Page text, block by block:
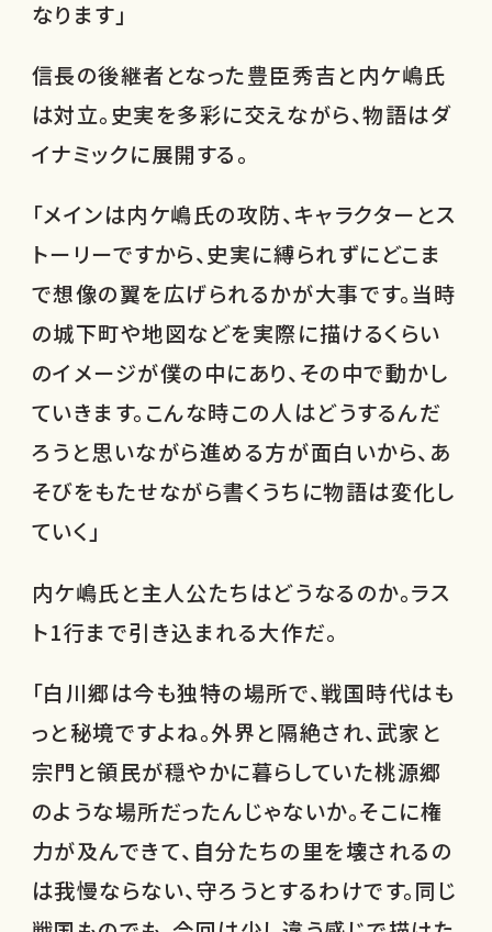
なります」
信長の後継者となった豊臣秀吉と内ケ嶋氏
は対立。史実を多彩に交えながら、物語はダ
イナミックに展開する。
「メインは内ケ嶋氏の攻防、キャラクターとス
トーリーですから、史実に縛られずにどこま
で想像の翼を広げられるかが大事です。当時
の城下町や地図などを実際に描けるくらい
のイメージが僕の中にあり、その中で動かし
ていきます。こんな時この人はどうするんだ
ろうと思いながら進める方が面白いから、あ
そびをもたせながら書くうちに物語は変化し
ていく」
内ケ嶋氏と主人公たちはどうなるのか。ラス
ト1行まで引き込まれる大作だ。
「白川郷は今も独特の場所で、戦国時代はも
っと秘境ですよね。外界と隔絶され、武家と
宗門と領民が穏やかに暮らしていた桃源郷
のような場所だったんじゃないか。そこに権
力が及んできて、自分たちの里を壊されるの
は我慢ならない、守ろうとするわけです。同じ